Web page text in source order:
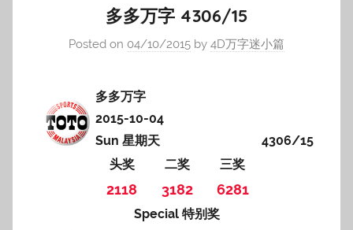
多多万字 4306/15
Posted on 04/10/2015 by 4D万字迷小篇
多多万字
2015-10-04
Sun 星期天
4306/15
头奖
二奖 三奖
2118 3182 6281
Special 特别奖